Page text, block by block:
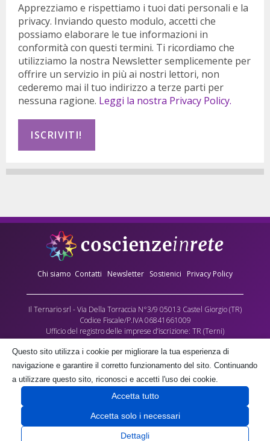
Apprezziamo e rispettiamo i tuoi dati personali e la
privacy. Inviando questo modulo, accetti che
possiamo elaborare le tue informazioni in
conformità con questi termini. Ti ricordiamo che
utilizziamo la nostra Newsletter semplicemente per
offrire un servizio in più ai nostri lettori, non
cederemo mai il tuo indirizzo a terze parti per
nessuna ragione. Leggi la nostra Privacy Policy.
Chi siamo Contatti Newsletter Sostienici Privacy Policy
Il Ternario srl - Via Della Torraccia N°3/9 05013 Castel Giorgio (TR)
Codice Fiscale/P.IVA 06841661009
Ufficio del registro delle imprese d’iscrizione: TR (Terni)
Numero REA: 90173
Capitale sociale versato: €10.000,00
L’Associazione culturale Coscienze in Rete - cda Torraccia 3, Castel Giorgio -
fornisce gratuitamente parte dei contenuti multimediali di questo sito, quale
contributo alla crescita delle coscienze umane, negli spazi a lei gratuitamente
Questo sito utilizza i cookie per migliorare la tua esperienza di
navigazione e garantire il corretto funzionamento del sito. Continuando
a utilizzare questo sito, riconosci e accetti l'uso dei cookie.
Accetta tutto
Accetta solo i necessari
Dettagli